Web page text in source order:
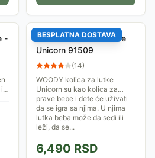
-
BESPLATNA DOSTAVA
WOODY Kolica za lutke
Unicorn 91509
(14)
WOODY kolica za lutke
Unicorn su kao kolica za
prave bebe i dete će uživati
da se igra sa njima. U njima
lutka beba može da sedi ili
leži, da se...
6,490 RSD